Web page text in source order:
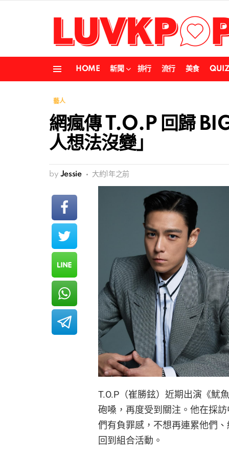
HOME 新聞 排行 流行 美食
藝人
網瘋傳 T.O.P 回歸
人想法沒變」
by Jessie 大約1年之前
T.O.P（崔勝鉉）近期出演《魷
砲嗓，再度受到關注。他在採
們有負罪感，不想再連累他們
回到組合活動。